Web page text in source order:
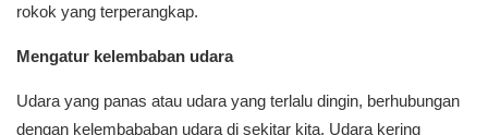
rokok yang terperangkap.
Mengatur kelembaban udara
Udara yang panas atau udara yang terlalu dingin, berhubungan
dengan kelembababan udara di sekitar kita. Udara kering